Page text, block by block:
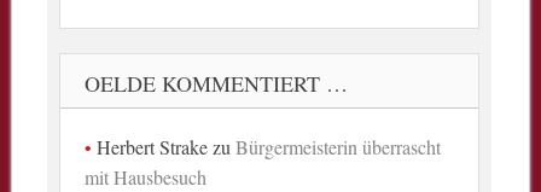
OELDE KOMMENTIERT …
Herbert StrakezuBürgermeisterin überrascht
mit Hausbesuch